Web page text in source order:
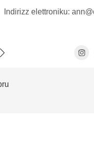
Indirizz elettroniku: